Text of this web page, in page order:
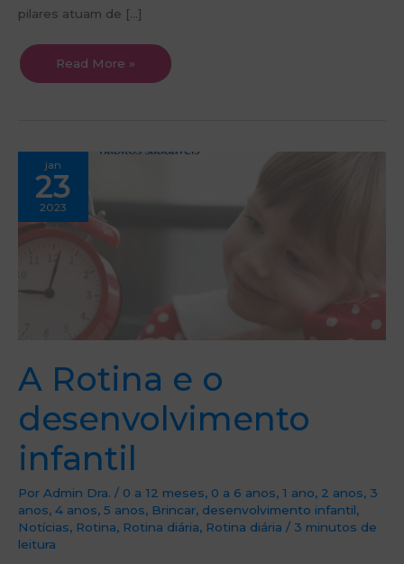
pilares atuam de […]
Read More »
jan
23
2023
A Rotina e o
desenvolvimento
infantil
Por Admin Dra. / 0 a 12 meses, 0 a 6 anos, 1 ano, 2 anos, 3
anos, 4 anos, 5 anos, Brincar, desenvolvimento infantil,
Notícias, Rotina, Rotina diária, Rotina diária / 3 minutos de
leitura
A
Rotina
e
o
desenvolvimento
infantil